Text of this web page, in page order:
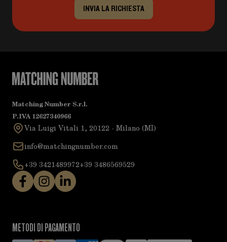
INVIA LA RICHIESTA
Matching Number S.r.l.
P.IVA 12627340966
Via Luigi Vitali 1, 20122 - Milano (MI)
info@matchingnumber.com
+39 3421489972+39 3486569529
METODI DI PAGAMENTO